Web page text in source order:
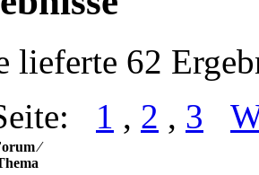
lieferte 62
1 , 2 , 3
⁄